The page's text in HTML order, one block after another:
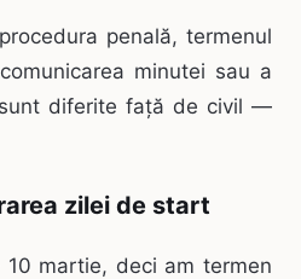
penală, termenul
minutei sau a
diferite față de civil —
zilei de start
10 martie, deci am termen